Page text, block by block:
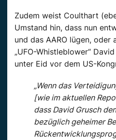
Zudem weist Coulthart
Umstand hin, dass nun
und das AARO lügen, oder
„UFO-Whistleblower“
unter Eid vor dem US-
„Wenn das
[wie im aktuellen
dass David Grusch
bezüglich geheimer